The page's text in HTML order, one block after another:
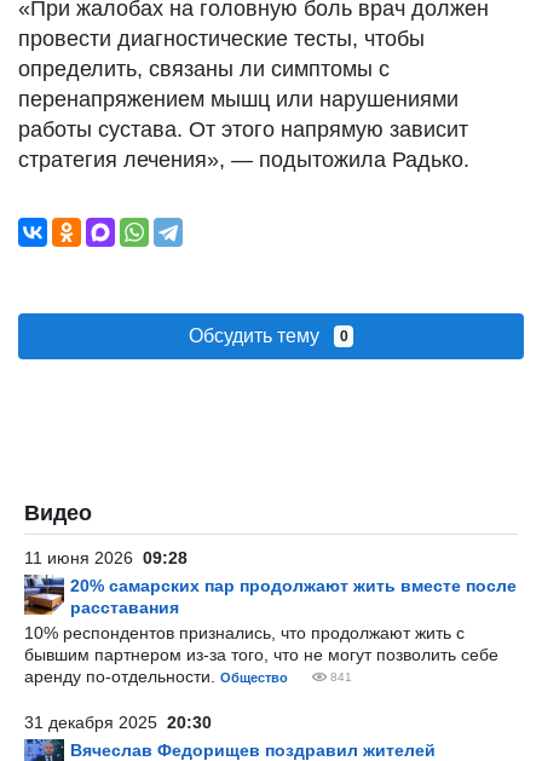
«При жалобах на головную боль врач должен
провести диагностические тесты, чтобы
определить, связаны ли симптомы с
перенапряжением мышц или нарушениями
работы сустава. От этого напрямую зависит
стратегия лечения», — подытожила Радько.
Обсудить тему 0
Видео
11 июня 2026 09:28
20% самарских пар продолжают жить вместе после
расставания
10% респондентов признались, что продолжают жить с
бывшим партнером из-за того, что не могут позволить себе
аренду по-отдельности.
Общество 841
31 декабря 2025 20:30
Вячеслав Федорищев поздравил жителей